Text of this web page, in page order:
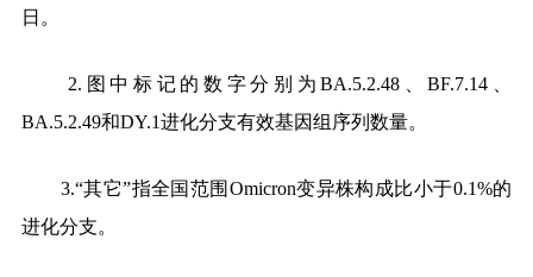
日。
2. 图中标记的数字分别为BA.5.2.48 、BF.7.14
BA.5.2.49和DY.1进化分支有效基因组序列数量。
3.“其它”指全国范围 Omicron变异株构成比小于0.1%的
进化分支。